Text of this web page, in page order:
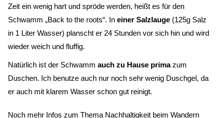
Zeit ein wenig hart und spröde werden, heißt es für den
Schwamm „Back to the roots“. Ineiner Salzlauge (125g Salz
in 1 Liter Wasser) planscht er 24 Stunden vor sich hin und wird
wieder weich und fluffig.
Natürlich ist der Schwammauch zu Hause primazum
Duschen. Ich benutze auch nur noch sehr wenig Duschgel, da
er auch mit klarem Wasser schon gut reinigt.
Noch mehr Infos zum Thema Nachhaltigkeit beim Wandern